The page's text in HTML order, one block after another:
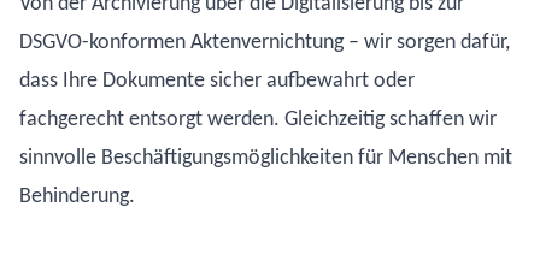
DSGVO-konformen Aktenvernichtung – wir sorgen dafür,
dass Ihre Dokumente sicher aufbewahrt oder
fachgerecht entsorgt werden. Gleichzeitig schaffen wir
sinnvolle Beschäftigungsmöglichkeiten für Menschen mit
Behinderung.